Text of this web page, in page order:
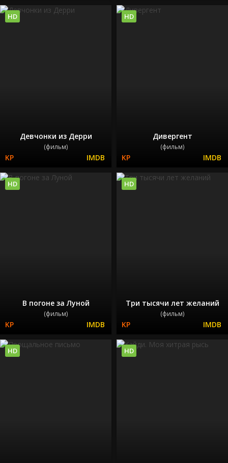
Девчонки из Дерри
(фильм)
HD
Дивергент
(фильм)
HD
В погоне за Луной
(фильм)
HD
Три тысячи лет желаний
(фильм)
HD
HD HD